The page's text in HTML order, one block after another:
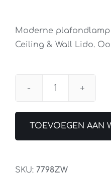
Moderne
Ceiling & Wall Lido.
Plafondlamp
LED
aantal
TOEVOEGEN AAN
SKU: 7798ZW